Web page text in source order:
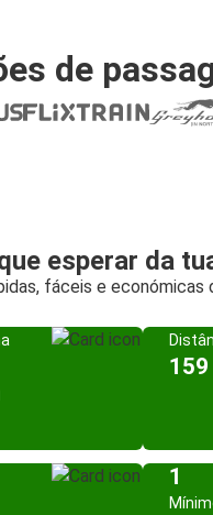
de
esperar da
fáceis e económicas
159
1